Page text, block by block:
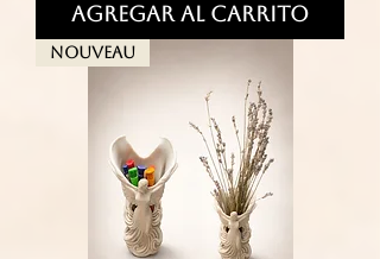
Agregar al carrito
Nouveau